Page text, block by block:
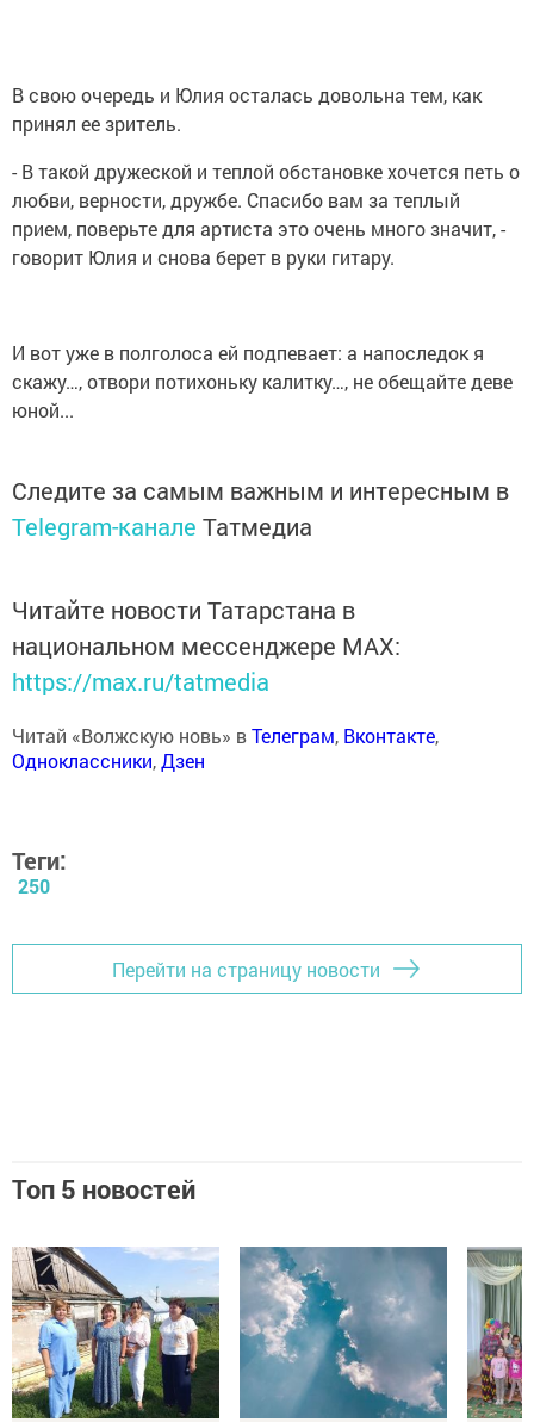
В свою очередь и Юлия осталась довольна тем, как
принял ее зритель.
- В такой дружеской и теплой обстановке хочется петь о
любви, верности, дружбе. Спасибо вам за теплый
прием, поверьте для артиста это очень много значит, -
говорит Юлия и снова берет в руки гитару.
И вот уже в полголоса ей подпевает: а напоследок я
скажу…, отвори потихоньку калитку…, не обещайте деве
юной...
Следите за самым важным и интересным в
Telegram-канале Татмедиа
Читайте новости Татарстана в
национальном мессенджере MАХ:
https://max.ru/tatmedia
Читай «Волжскую новь» вТелеграм, Вконтакте,
Одноклассники,Дзен
Теги:
250
Перейти на страницу новости
Топ 5 новостей